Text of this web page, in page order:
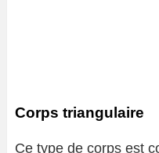
Corps triangulaire
Ce type de corps est